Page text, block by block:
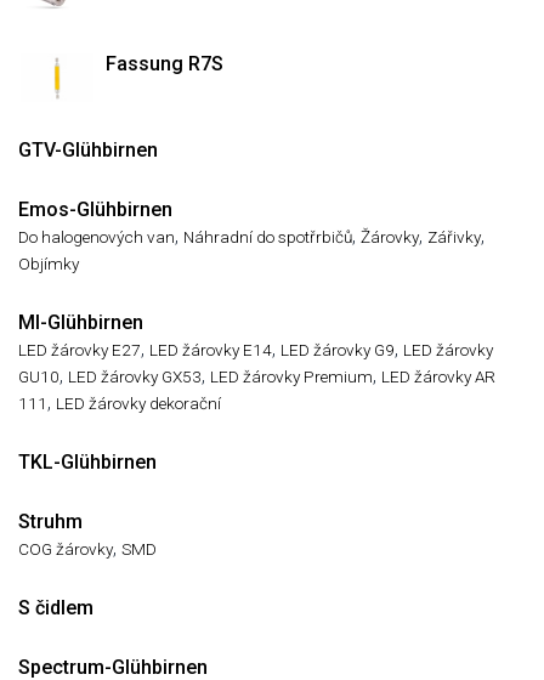
Fassung R7S
GTV-Glühbirnen
Emos-Glühbirnen
Do halogenových van, Náhradní do spotřrbičů, Žárovky, Zářivky,
Objímky
MI-Glühbirnen
LED žárovky E27, LED žárovky E14, LED žárovky G9, LED žárovky
GU10, LED žárovky GX53, LED žárovky Premium, LED žárovky AR
111 , LED žárovky dekorační
TKL-Glühbirnen
Struhm
COG žárovky, SMD
S čidlem
Spectrum-Glühbirnen